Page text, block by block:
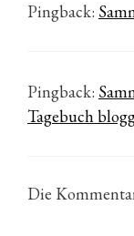
Pingback:
Pingback:
Tagebuch
Die